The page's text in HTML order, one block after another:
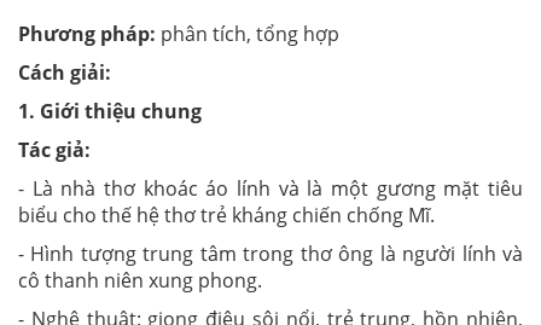
Phương pháp: phân tích, tổng hợp
Cách giải:
1. Giới thiệu chung
Tác giả:
- Là nhà thơ khoác áo lính và là một gương mặt tiêu
biểu cho thế hệ thơ trẻ kháng chiến chống Mĩ.
- Hình tượng trung tâm trong thơ ông là người lính và
cô thanh niên xung phong.
- Nghệ thuật: giọng điệu sôi nổi, trẻ trung, hồn nhiên,